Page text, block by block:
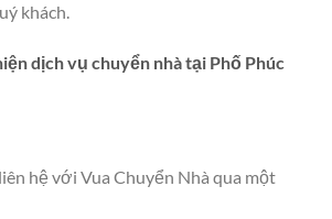
khách.
dịch vụ chuyển nhà tại Phố Phúc
hệ với Vua Chuyển Nhà qua một